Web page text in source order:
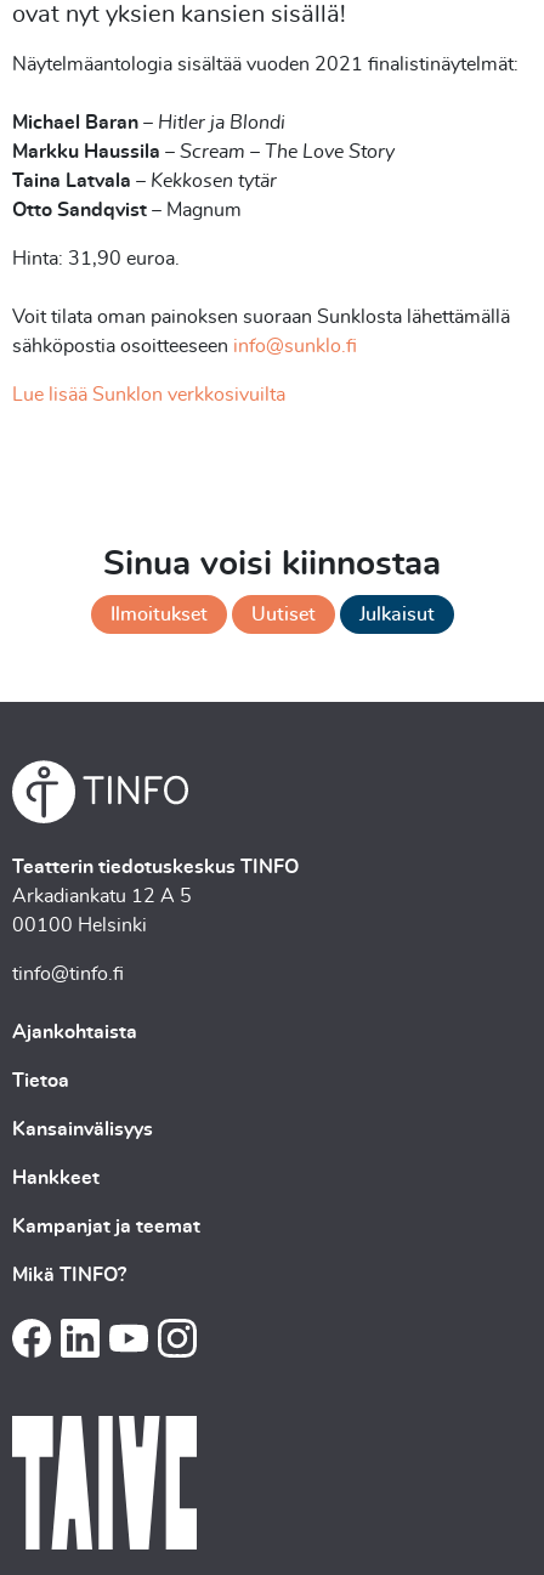
ovat nyt yksien kansien sisällä!
Näytelmäantologia sisältää vuoden 2021 finalistinäytelmät:
Michael Baran – Hitler ja Blondi
Markku Haussila – Scream – The Love Story
Taina Latvala – Kekkosen tytär
Otto Sandqvist – Magnum
Hinta: 31,90 euroa.
Voit tilata oman painoksen suoraan Sunklosta lähettämällä
sähköpostia osoitteeseen info@sunklo.fi
Lue lisää Sunklon verkkosivuilta
Sinua voisi kiinnostaa
Ilmoitukset Uutiset Julkaisut
Teatterin tiedotuskeskus TINFO
Arkadiankatu 12 A 5
00100 Helsinki
tinfo@tinfo.fi
Ajankohtaista
Tietoa
Kansainvälisyys
Hankkeet
Kampanjat ja teemat
Mikä TINFO?